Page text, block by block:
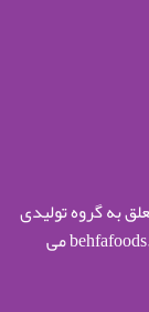
به گروه تولیدی
به فا| تولید کننده غذاهای آماده و نیمه آماده behfafoods.com می